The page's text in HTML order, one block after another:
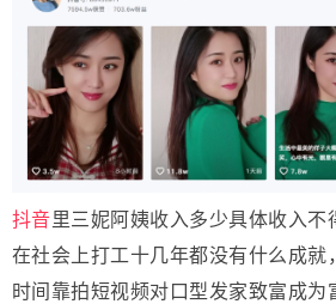
抖音里三妮阿姨收入多少具体收入不
在社会上打工十几年都没有什么成就，
时间 靠拍短视频对口型发家致富成为